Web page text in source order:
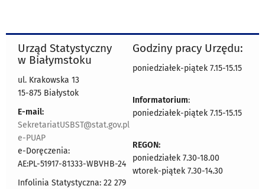
Urząd Statystyczny
w Białymstoku
ul. Krakowska 13
15-875 Białystok
E-mail:
SekretariatUSBST@stat.gov.pl
e-PUAP
e-Doręczenia:
AE:PL-51917-81333-WBVHB-24
Infolinia Statystyczna: 22 279
Godziny pracy Urzędu:
poniedziałek-piątek 7.15-15.15
Informatorium:
poniedziałek-piątek 7.15-15.15
REGON:
poniedziałek 7.30-18.00
wtorek-piątek 7.30-14.30